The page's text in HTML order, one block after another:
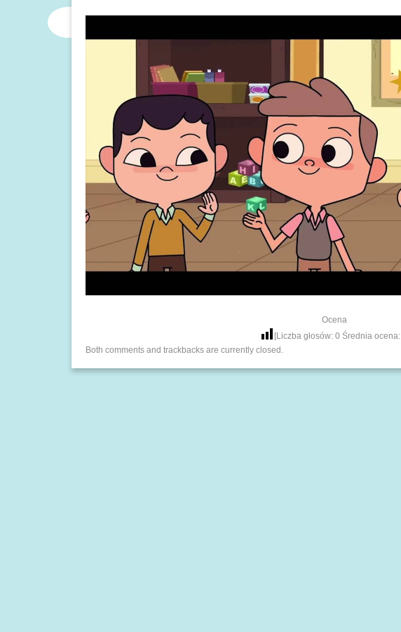
Ocena
[Liczba głosów: 0 Średnia ocena:
Both comments and trackbacks are currently closed.